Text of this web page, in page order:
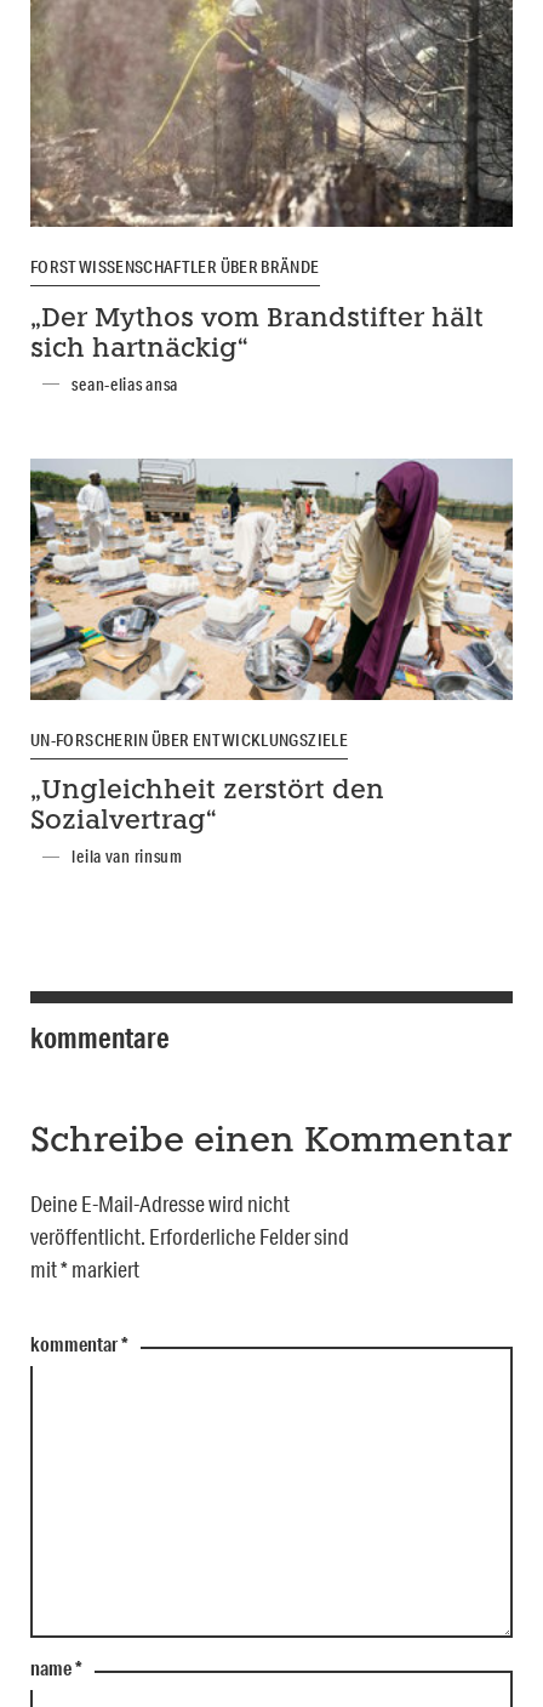
FORSTWISSENSCHAFTLER ÜBER BRÄNDE
„Der Mythos vom Brandstifter hält
sich hartnäckig“
sean-elias ansa
UN-FORSCHERIN ÜBER ENTWICKLUNGSZIELE
„Ungleichheit zerstört den
Sozialvertrag“
leila van rinsum
kommentare
Schreibe einen Kommentar
Deine E-Mail-Adresse wird nicht
veröffentlicht. Erforderliche Felder sind
mit*markiert
kommentar*
name*